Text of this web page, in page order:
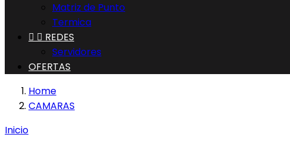
Matriz de Punto
Termica
  REDES
Servidores
OFERTAS
Home
CAMARAS
Inicio